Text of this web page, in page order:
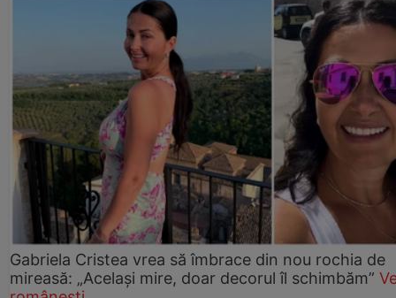
Gabriela Cristea vrea să îmbrace din nou rochia de
mireasă: „Același mire, doar decorul îl schimbăm”